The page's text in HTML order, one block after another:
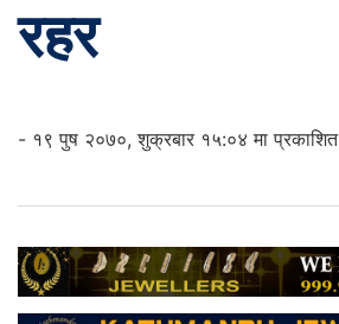
रहर
- १९ पुष २०७०, शुक्रबार १५:०४ मा प्रकाशित